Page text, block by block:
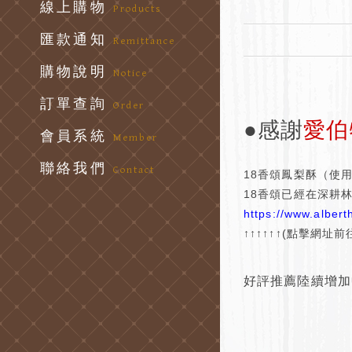
線上購物Products
匯款通知Remittance
購物說明Notice
訂單查詢Order
會員系統Member
聯絡我們Contact
●感謝愛
18香頌鳳梨酥（使
18香頌已經在深耕
https://
↑↑↑↑↑↑(點擊網址前
好評推薦陸續增